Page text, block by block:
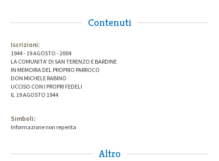
Contenuti
Iscrizioni:
1944 - 19 AGOSTO - 2004
LA COMUNITA' DI SAN TERENZO E BARDINE
IN MEMORIA DEL PROPRIO PARROCO
DON MICHELE RABINO
UCCISO CON I PROPRI FEDELI
IL 19 AGOSTO 1944
Simboli:
Informazione non reperita
Altro